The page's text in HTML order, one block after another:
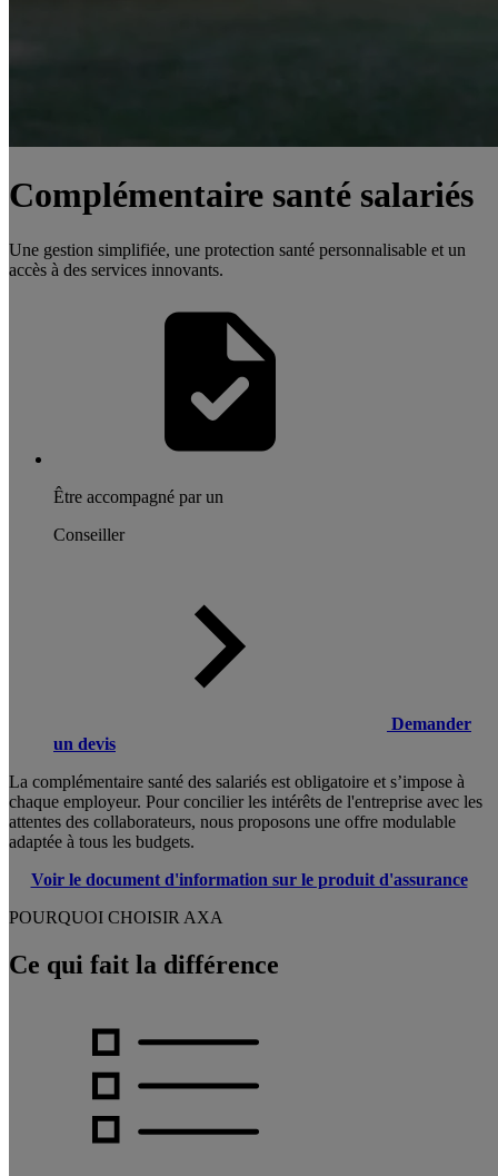
Complémentaire santé salariés
Une gestion simplifiée, une protection santé personnalisable et un
accès à des services innovants.
Être accompagné par un
Conseiller
Demander
un devis
La complémentaire santé des salariés est obligatoire et s’impose à
chaque employeur. Pour concilier les intérêts de l'entreprise avec les
attentes des collaborateurs, nous proposons une offre modulable
adaptée à tous les budgets.
Voir le document d'information sur le produit d'assurance
POURQUOI CHOISIR AXA
Ce qui fait la différence